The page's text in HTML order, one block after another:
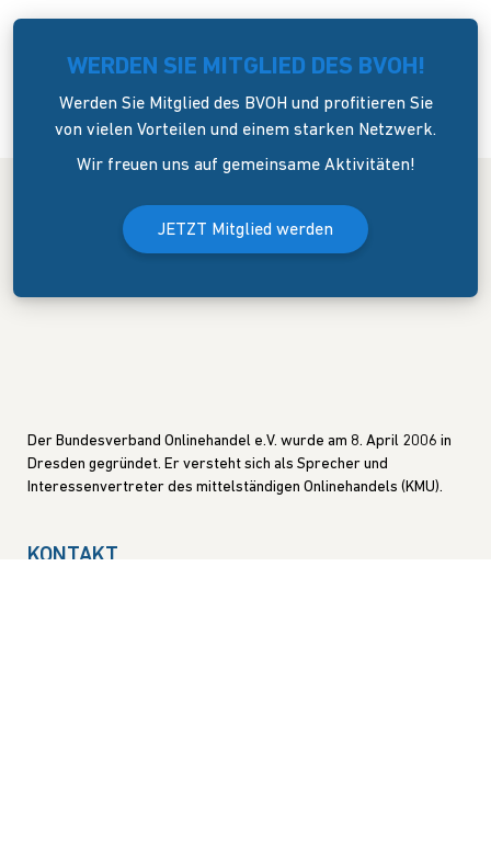
WERDEN SIE MITGLIED DES BVOH!
Werden Sie Mitglied des BVOH und profitieren Sie
von vielen Vorteilen und einem starken Netzwerk.
Wir freuen uns auf gemeinsame Aktivitäten!
JETZT Mitglied werden
Der Bundesverband Onlinehandel e.V. wurde am 8. April 2006 in
Dresden gegründet. Er versteht sich als Sprecher und
Interessenvertreter des mittelständigen Onlinehandels (KMU).
KONTAKT